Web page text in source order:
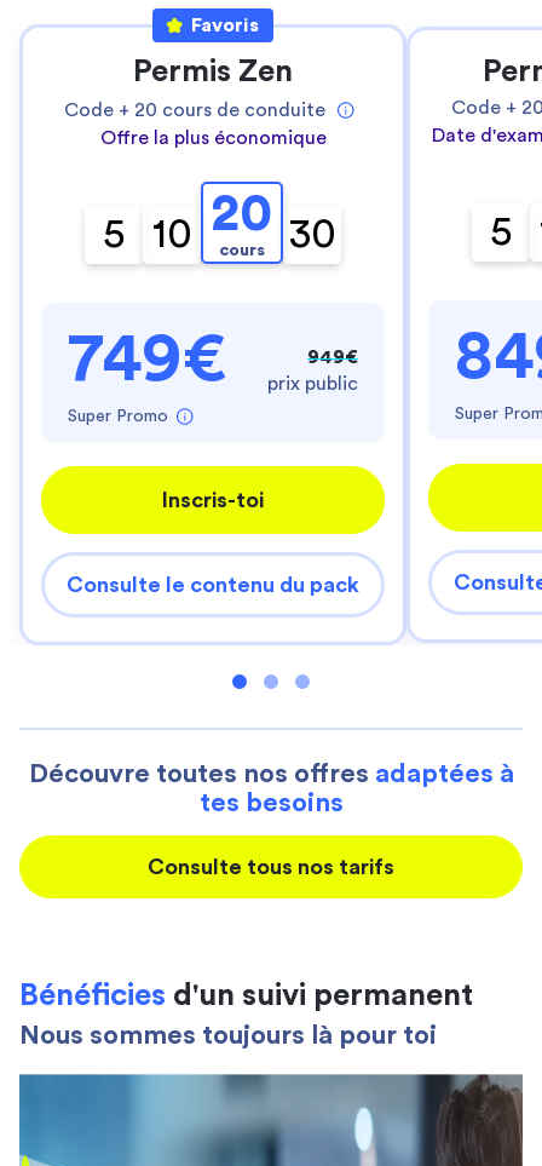
Favoris
Permis Zen
Code + 20 cours de conduite
Offre la plus économique
5 10 20
cours 30
749€
Super Promo
949€
prix public
Inscris-toi
Consulte le contenu du pack
Code +
Date
5
Super
Découvre toutes nos offres adaptées à
tes besoins
Consulte tous nos tarifs
Bénéficies d'un suivi permanent
Nous sommes toujours là pour toi